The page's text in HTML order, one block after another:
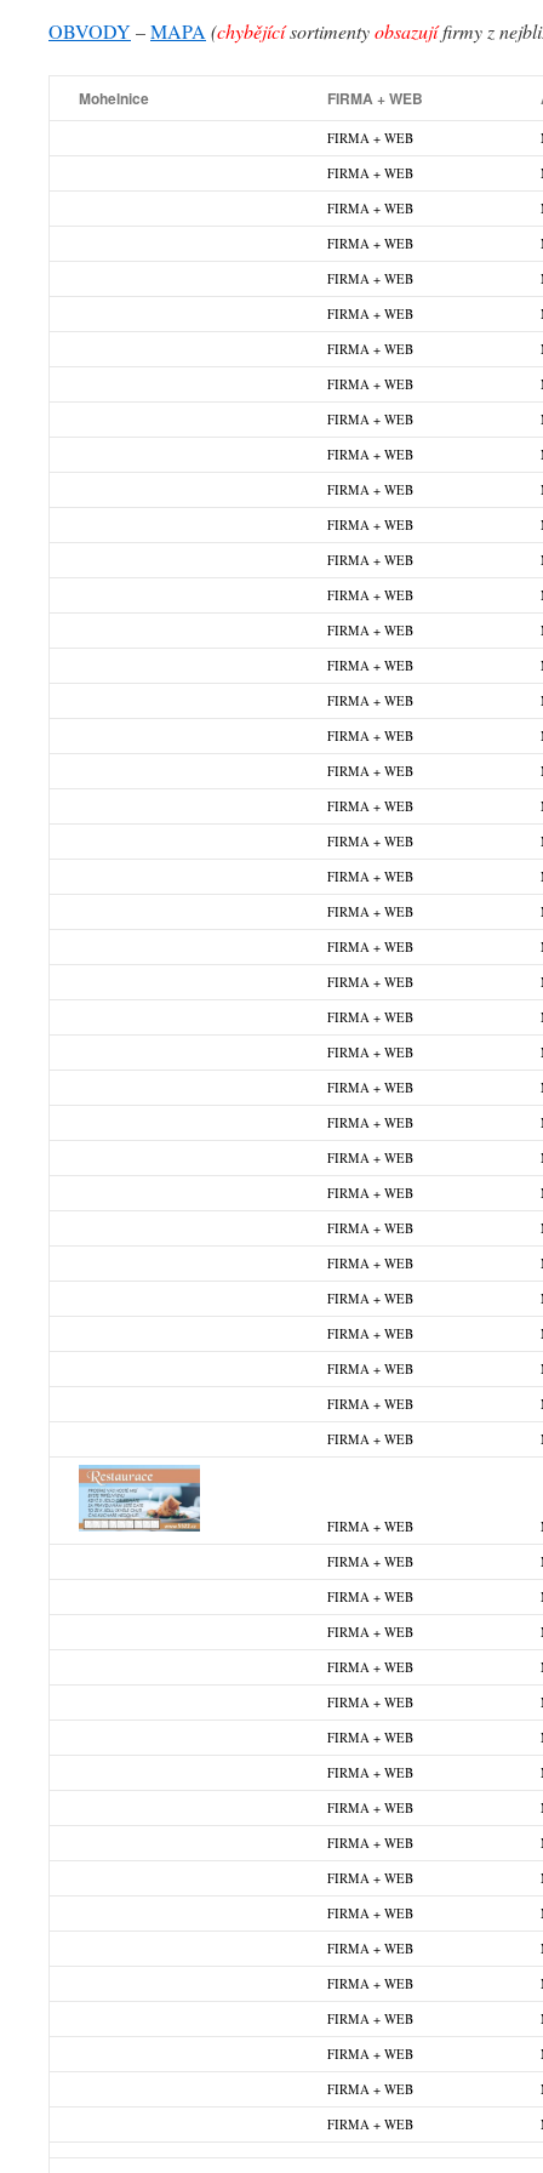
OBVODY –MAPA (chybějícísortimentyobsazujífirmy z
Mohelnice FIRMA + WEB
FIRMA + WEB
FIRMA + WEB
FIRMA + WEB
FIRMA + WEB
FIRMA + WEB
FIRMA + WEB
FIRMA + WEB
FIRMA + WEB
FIRMA + WEB
FIRMA + WEB
FIRMA + WEB
FIRMA + WEB
FIRMA + WEB
FIRMA + WEB
FIRMA + WEB
FIRMA + WEB
FIRMA + WEB
FIRMA + WEB
FIRMA + WEB
FIRMA + WEB
FIRMA + WEB
FIRMA + WEB
FIRMA + WEB
FIRMA + WEB
FIRMA + WEB
FIRMA + WEB
FIRMA + WEB
FIRMA + WEB
FIRMA + WEB
FIRMA + WEB
FIRMA + WEB
FIRMA + WEB
FIRMA + WEB
FIRMA + WEB
FIRMA + WEB
FIRMA + WEB
FIRMA + WEB
FIRMA + WEB
FIRMA + WEB
FIRMA + WEB
FIRMA + WEB
FIRMA + WEB
FIRMA + WEB
FIRMA + WEB
FIRMA + WEB
FIRMA + WEB
FIRMA + WEB
FIRMA + WEB
FIRMA + WEB
FIRMA + WEB
FIRMA + WEB
FIRMA + WEB
FIRMA + WEB
FIRMA + WEB
FIRMA + WEB
FIRMA + WEB